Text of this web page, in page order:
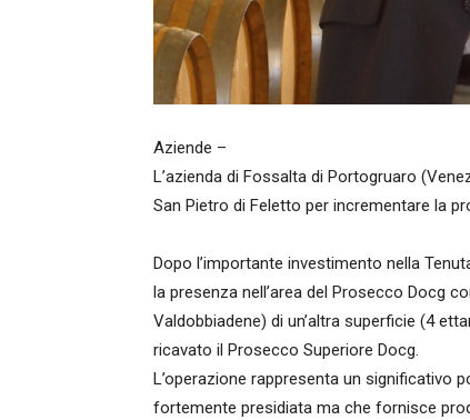
Aziende –
L’azienda di Fossalta di Portogruaro
San Pietro di Feletto per incrementare la
Dopo l’importante investimento nella
la presenza nell’area del Prosecco Docg
Valdobbiadene) di un’altra superficie (4
ricavato il Prosecco Superiore Docg.
L’operazione rappresenta un significativo
fortemente presidiata ma che fornisce